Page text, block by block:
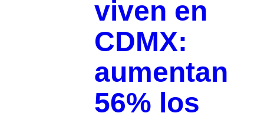
viven en
CDMX:
aumentan
56% los